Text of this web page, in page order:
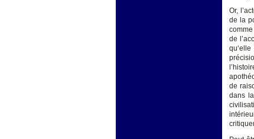
Or,
de la
de
de
dans